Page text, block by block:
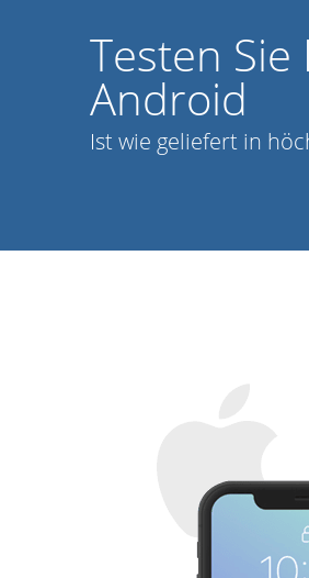
Testen
Android
Ist wie geliefert in